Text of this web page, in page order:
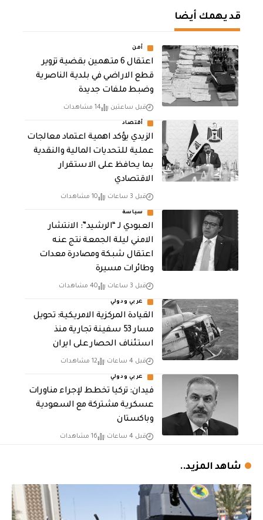
قد يهمك أيضا
أمن
اعتقال 6 متهمين بقضية تزوير
قطع الاراضي في بلدية الناصرية
وضبط ملفات جديدة
قبل ساعتين 14 مشاهدات
أقتصاد
الزيدي يؤكد اهمية اعتماد معالجات
عملية للتحديات المالية والنقدية
بما يحافظ على الاستقرار
الاقتصادي
قبل 3 ساعات 10 مشاهدات
سياسة
العبودي لـ “الرشيد”: الانتشار
الامني ليلة الجمعة نتج عنه
اعتقال شبكة ومصادرة معدات
وطائرات مسيرة
قبل 3 ساعات 40 مشاهدات
عربي ودولي
القيادة المركزية الامريكية: تحويل
مسار 53 سفينة تجارية منذ
استئناف الحصار على ايران
قبل 4 ساعات 12 مشاهدات
عربي ودولي
فيدان: تركيا تخطط لإجراء مناورات
عسكرية مشتركة مع السعودية
وباكستان
قبل 4 ساعات 16 مشاهدات
شاهد المزيد..